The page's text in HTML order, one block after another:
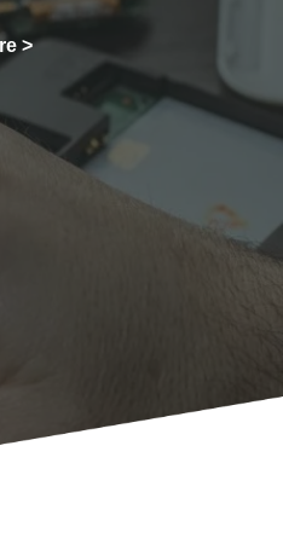
>